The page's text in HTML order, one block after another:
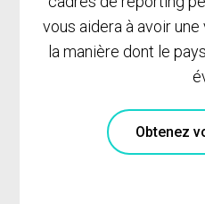
vous aidera à avoir
la manière dont le
Obtenez